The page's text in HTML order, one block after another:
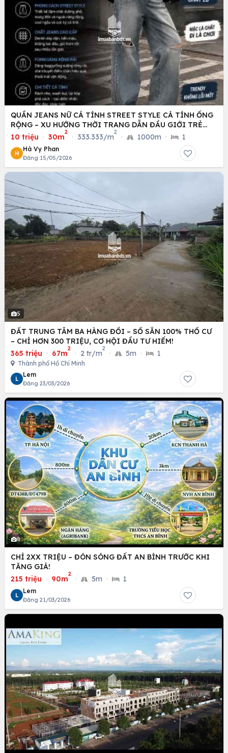
QUẦN JEANS NỮ CÁ TÍNH STREET STYLE CÁ TÍNH ỐNG
RỘNG – XU HƯỚNG THỜI TRANG DẪN ĐẦU GIỚI TRẺ
HIỆN NAY
10 triệu · 30m
2
· 333.333/m
2
· 1000m · 1
H
Hà Vy Phan
Đăng 15/05/2026
5
ĐẤT TRUNG TÂM BA HÀNG ĐỒI – SỔ SẴN 100% THỔ CƯ
– CHỈ HƠN 300 TRIỆU, CƠ HỘI ĐẦU TƯ HIẾM!
365 triệu · 67m
2
· 2 tr/m
2
· 5m · 1
Thành phố Hồ Chí Minh
L
Lem
Đăng 23/03/2026
8
CHỈ 2XX TRIỆU – ĐÓN SÓNG ĐẤT AN BÌNH TRƯỚC KHI
TĂNG GIÁ!
215 triệu · 90m
2
· 5m · 1
L
Lem
Đăng 21/03/2026